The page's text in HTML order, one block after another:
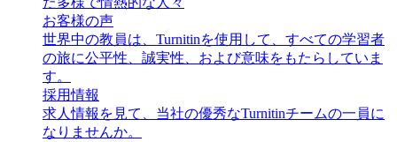
お客様の声
世界中の教員は、Turnitinを使用して、すべての学習者
の旅に公平性、誠実性、および意味をもたらしていま
す。
採用情報
求人情報を見て、当社の優秀なTurnitinチームの一員に
なりませんか。